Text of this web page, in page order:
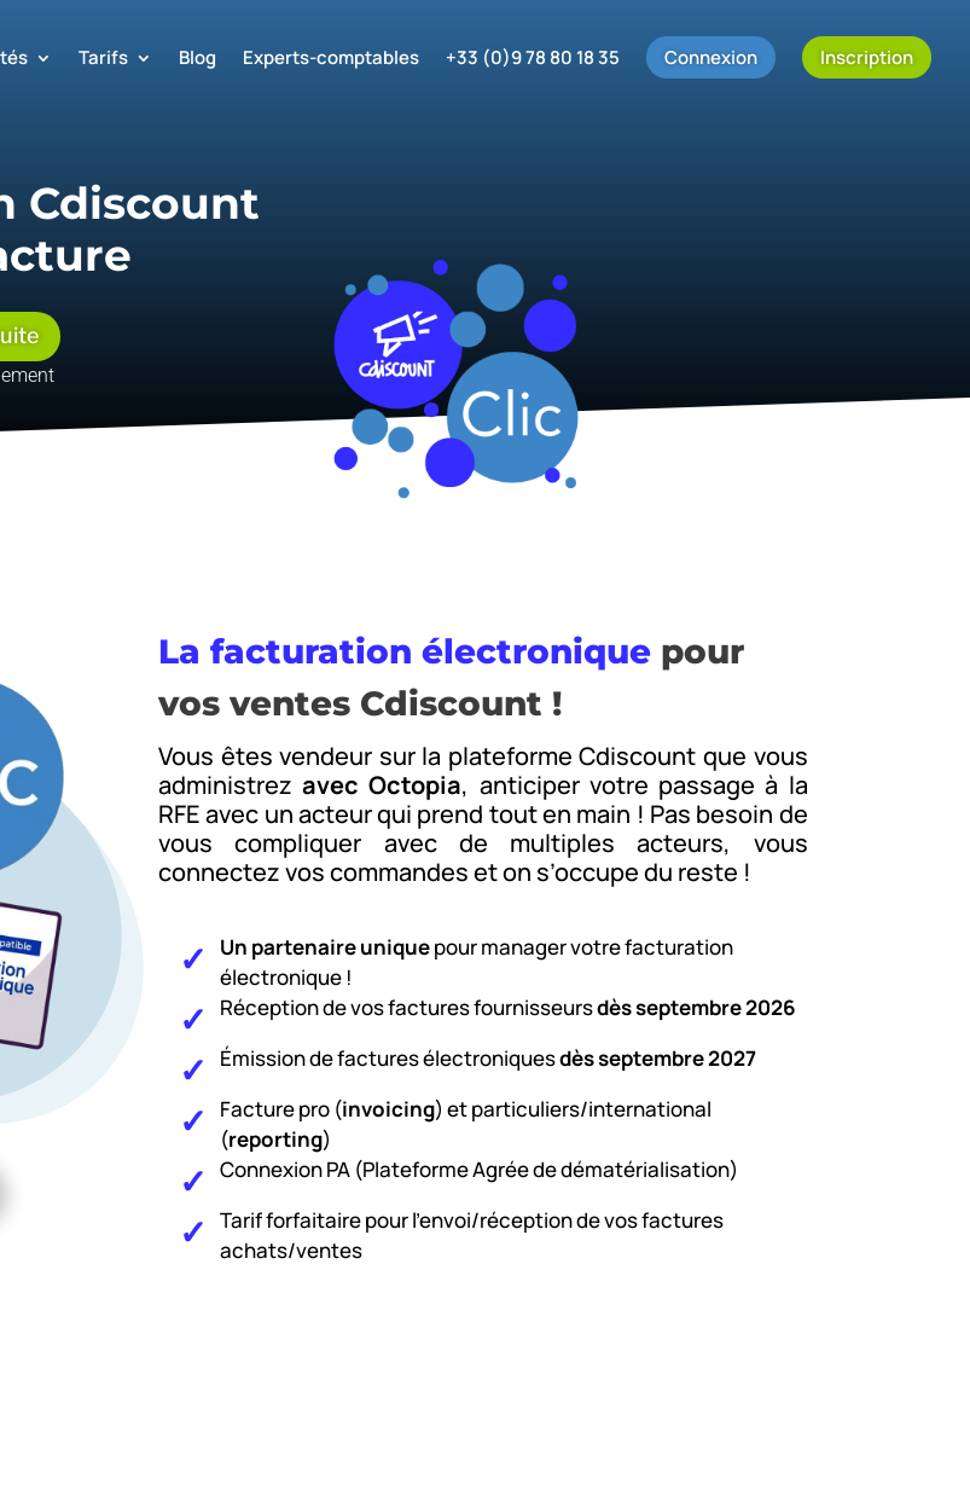
Tarifs Blog Experts-comptables +33 (0)9 78 80 18 35 Connexion Inscription
Cdiscount
La facturation électronique pour
vos ventes Cdiscount !
Vous êtes vendeur sur la plateforme Cdiscount que vous
administrezavec Octopia, anticiper votre passage à la
RFE avec un acteur qui prend tout en main ! Pas besoin de
vous compliquer avec de multiples acteurs, vous
connectez vos commandes et on s’occupe du reste !
Un partenaire uniquepour manager votre facturation
électronique !
Réception de vos factures fournisseursdès septembre 2026
Émission de factures électroniquesdès septembre 2027
Facture pro (invoicing) et particuliers/international
(reporting)
Connexion PA (Plateforme Agrée de dématérialisation)
Tarif forfaitaire pour l’envoi/réception de vos factures
achats/ventes